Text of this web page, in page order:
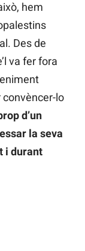
hem
Des de
va fer fora
lo
d’un
la seva
i durant